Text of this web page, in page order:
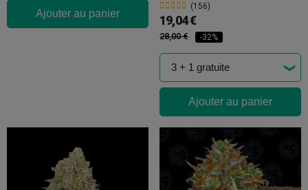
Ajouter au panier
(156)
19,04 €
28,00 € -32%
Ajouter au panier